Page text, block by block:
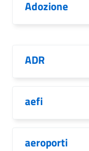
Adozione
ADR
aefi
aeroporti